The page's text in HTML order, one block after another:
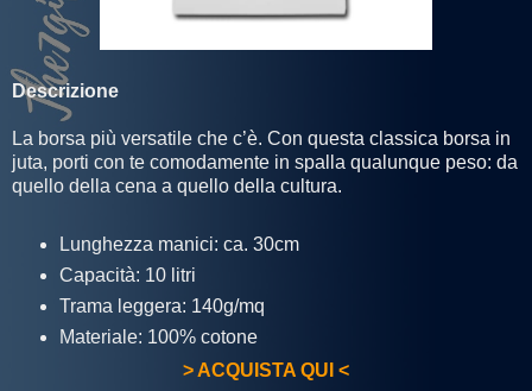
Descrizione
La borsa più versatile che c’è. Con questa classica borsa in
juta, porti con te comodamente in spalla qualunque peso: da
quello della cena a quello della cultura.
Lunghezza manici: ca. 30cm
Capacità: 10 litri
Trama leggera: 140g/mq
Materiale: 100% cotone
> ACQUISTA QUI <